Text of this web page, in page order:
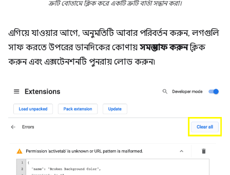
ত্রুটি বোতামে ক্লিক করে একটি ত্রুটি বার্তা সন্ধান করা।
এগিয়ে যাওয়ার আগে, অনুমতিটি আবার পরিবর্তন করুন, লগগুলি
সাফ করতে উপরের ডানদিকের কোণায় সমস্ত সাফ করুনক্লিক
করুন এবং এক্সটেনশনটি পুনরায় লোড করুন৷